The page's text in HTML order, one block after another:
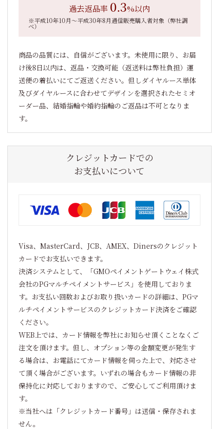
過去返品率 0.3%以内
※平成10年10月～平成30年8月通信販売購入者対象（弊社調
べ）
商品の品質には、自信がございます。未使用に限り、お届
け後8日以内は、返品・交換可能（返送料は弊社負担）運
送便の着払いにてご返送ください。但しダイヤルース単体
及びダイヤルースに合わせてデザインを選択されたセミオ
ーダー品、結婚指輪や婚約指輪のご返品は不可となりま
す。
クレジットカードでの
お支払いについて
Visa、MasterCard、JCB、AMEX、Dinersのクレジット
カードでお支払いできます。
決済システムとして、「GMOペイメントゲートウェイ株式
会社のPGマルチペイメントサービス」を使用しておりま
す。お支払い回数およびお取り扱いカードの詳細は、PGマ
ルチペイメントサービスのクレジットカード決済をご確認
ください。
WEB上では、カード情報を弊社にお知らせ頂くことなくご
注文を頂けます。但し、オプション等の金額変更が発生す
る場合は、お電話にてカード情報を伺った上で、対応させ
て頂く場合がございます。いずれの場合もカード情報の非
保持化に対応しておりますので、ご安心してご利用頂けま
す。
※当社へは「クレジットカード番号」は送信・保存されま
せん。